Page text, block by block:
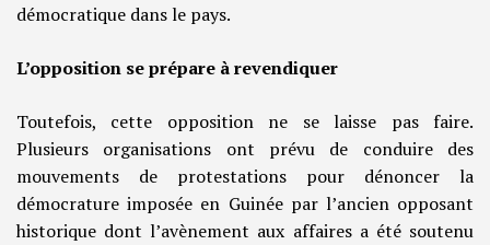
démocratique dans le pays.
L’opposition se prépare à revendiquer
Toutefois, cette opposition ne se laisse pas faire.
Plusieurs organisations ont prévu de conduire des
mouvements de protestations pour dénoncer la
démocrature imposée en Guinée par l’ancien opposant
historique dont l’avènement aux affaires a été soutenu